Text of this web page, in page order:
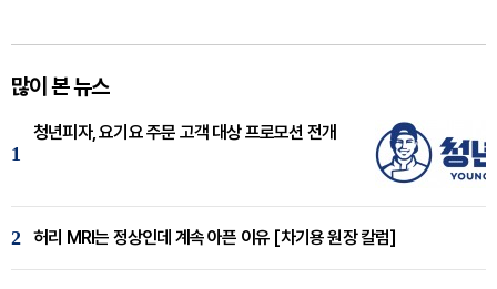
많이 본 뉴스
1
청년피자, 요기요 주문 고객 대상 프로모션 전개
2 허리 MRI는 정상인데 계속 아픈 이유 [차기용 원장 칼럼]